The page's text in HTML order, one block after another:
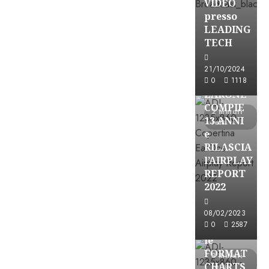
VIDEO
presso
LEADING
TECH
21/10/2024
0
1118
2 minuti
letti
Partnership
EARONE
COMPIE
13 ANNI
e
RILASCIA
l’AIRPLAY
REPORT
2022
08/02/2023
0
2587
3 minuti
letti
Partnership
le
FORMAT